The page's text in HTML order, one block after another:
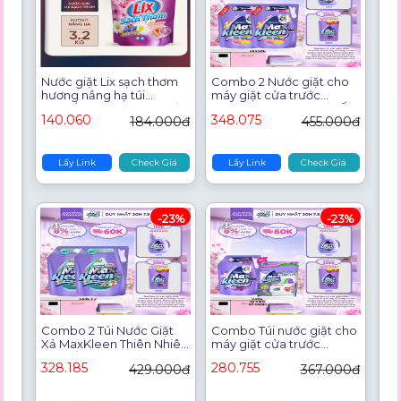
Nước giặt Lix sạch thơm
hương nắng hạ túi
2,6kg/3,2kg đánh bật vết
bẩn cứng đầu nước giặt
140.060 184.000đ
Lấy Link Check Giá
Combo 2 Nước giặt cho
máy giặt cửa trước
MaxKleen hương Dấu Ấn
Ngọt Ngào 3.6kg
348.075 455.000đ
Lấy Link Check Giá
Combo 2 Túi Nước Giặt
Xả MaxKleen Thiên Nhiên
3.6kg/túi
328.185 429.000đ
-23%
Combo Túi nước giặt cho
máy giặt cửa trước
viên hương Huyền Diệu
280.755 367.000đ
-23%